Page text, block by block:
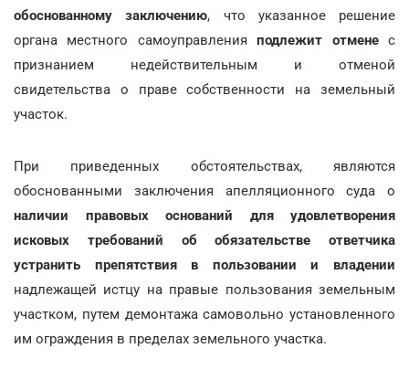
обоснованному заключению, что указанное решение
органа местного самоуправленияподлежит отменес
признанием недействительным и отменой
свидетельства о праве собственности на земельный
участок.
При приведенных обстоятельствах, являются
обоснованными заключения апелляционного суда о
наличии правовых оснований для удовлетворения
исковых требований об обязательстве ответчика
устранить препятствия в пользовании и владении
надлежащей истцу на правые пользования земельным
участком, путем демонтажа самовольно установленного
им ограждения в пределах земельного участка.